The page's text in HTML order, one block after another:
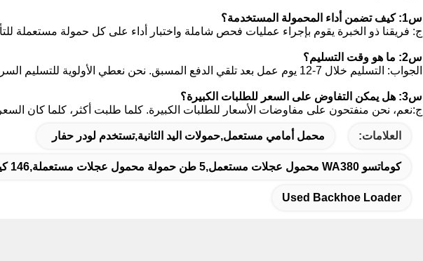
س1: كيف تضمن أداء المحمولة المستخدمة؟
ج: فريقنا ذو الخبرة يقوم بإجراء عمليات فحص شاملة واختبار أداء على كل حمولة مستعملة للتأكد
س2: ما هو وقت التسليم؟
الجواب: التسليم خلال 7-12 يوم عمل بعد تلقي الدفع المسبق. نحن نعطي الأولوية للتسليم السريع لدعم مواعيد مشروعك.
س3: هل يمكن التفاوض على السعر للطلبات الكبيرة؟
ج:نعم، نحن منفتحون على مفاوضات الأسعار للطلبات الكبيرة. كلما طلبت أكثر، كلما كان السعر
العلامات: محمل أمامي مستعمل,حمولات اليد الثانية,تستخدم لودر حفار
كوماتسو WA380 محمول عجلات مستعمل,5 طن حمولة محمول عجلات مستعملة,146 كيلوواط كوماتسو محمول عجلات مستعملة
Used Backhoe Loader